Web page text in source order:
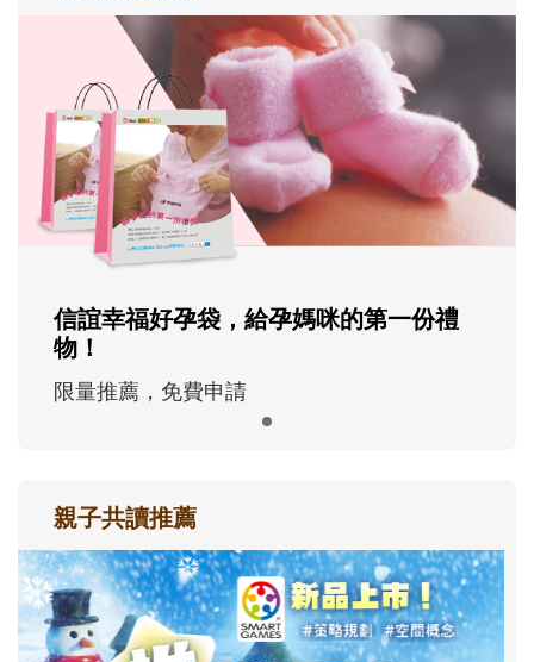
信誼幸福好孕袋，給孕媽咪的第一份禮
物！
限量推薦，免費申請
親子共讀推薦